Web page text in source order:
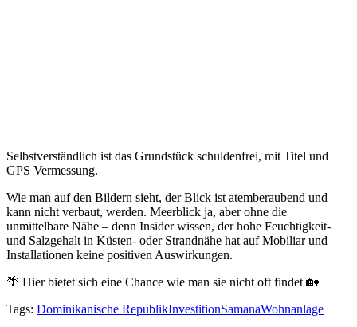
Selbstverständlich ist das Grundstück schuldenfrei, mit Titel und
GPS Vermessung.
Wie man auf den Bildern sieht, der Blick ist atemberaubend und
kann nicht verbaut, werden. Meerblick ja, aber ohne die
unmittelbare Nähe – denn Insider wissen, der hohe Feuchtigkeit-
und Salzgehalt in Küsten- oder Strandnähe hat auf Mobiliar und
Installationen keine positiven Auswirkungen.
🌴 Hier bietet sich eine Chance wie man sie nicht oft findet 🏡
Tags: Dominikanische RepublikInvestitionSamanaWohnanlage